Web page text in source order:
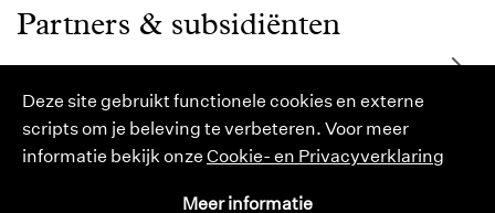
Deze site gebruikt functionele cookies en externe
scripts om je beleving te verbeteren. Voor meer
informatie bekijk onze Cookie- en Privacyverklaring
Meer informatie
Partners & subsidiënten